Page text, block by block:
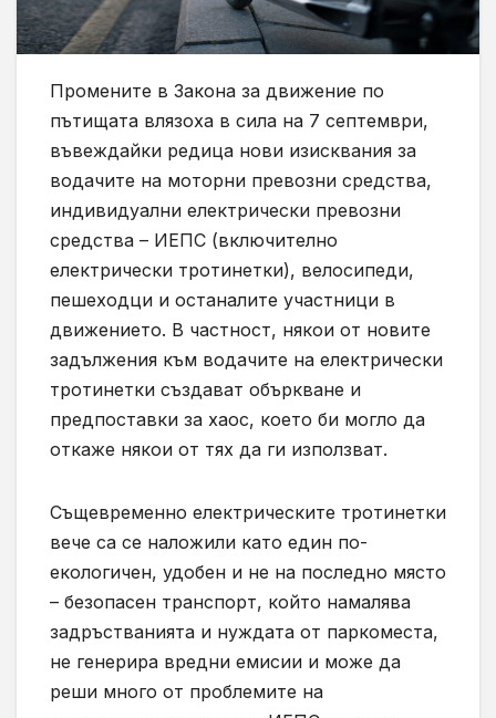
Промените в Закона за движение по
пътищата влязоха в сила на 7 септември,
въвеждайки редица нови изисквания за
водачите на моторни превозни средства,
индивидуални електрически превозни
средства – ИЕПС (включително
електрически тротинетки), велосипеди,
пешеходци и останалите участници в
движението. В частност, някои от новите
задължения към водачите на електрически
тротинетки създават объркване и
предпоставки за хаос, което би могло да
откаже някои от тях да ги използват.
Същевременно електрическите тротинетки
вече са се наложили като един по-
екологичен, удобен и не на последно място
– безопасен транспорт, който намалява
задръстванията и нуждата от паркоместа,
не генерира вредни емисии и може да
реши много от проблемите на